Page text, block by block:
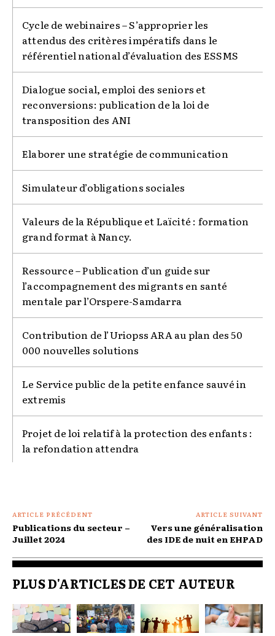
Cycle de webinaires – S’approprier les
attendus des critères impératifs dans le
référentiel national d’évaluation des ESSMS
Dialogue social, emploi des seniors et
reconversions: publication de la loi de
transposition des ANI
Elaborer une stratégie de communication
Simulateur d’obligations sociales
Valeurs de la République et Laïcité : formation
grand format à Nancy.
Ressource – Publication d’un guide sur
l’accompagnement des migrants en santé
mentale par l’Orspere-Samdarra
Contribution de l’Uriopss ARA au plan des 50
000 nouvelles solutions
Le Service public de la petite enfance sauvé in
extremis
Projet de loi relatif à la protection des enfants :
la refondation attendra
ARTICLE PRÉCÉDENT
Publications du secteur –
Juillet 2024
ARTICLE SUIVANT
Vers une généralisation
des IDE de nuit en EHPAD
PLUS D'ARTICLES DE CET AUTEUR